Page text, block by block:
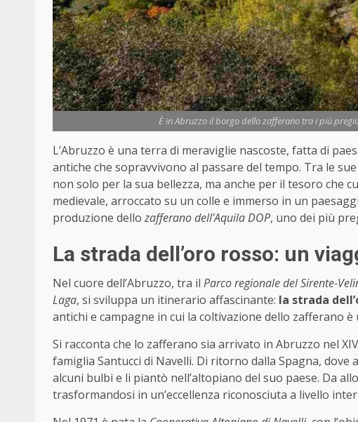
È in Abruzzo il borgo dello zafferano tra i più
L’Abruzzo è una terra di meraviglie nascoste, fatta di
antiche che sopravvivono al passare del tempo. Tra le sue
non solo per la sua bellezza, ma anche per il tesoro che
medievale, arroccato su un colle e immerso in un
produzione dellozafferano dell’Aquila DOP, uno dei più
La strada dell’oro rosso: un
Nel cuore dell’Abruzzo, tra il Parco regionale del Sirente-
Laga, si sviluppa un itinerario affascinante: la strada
antichi e campagne in cui la coltivazione dello zafferano
Si racconta che lo zafferano sia arrivato in Abruzzo nel
famiglia Santucci di Navelli. Di ritorno dalla Spagna,
alcuni bulbi e li piantò nell’altopiano del suo paese. Da
trasformandosi in un’eccellenza riconosciuta a livello